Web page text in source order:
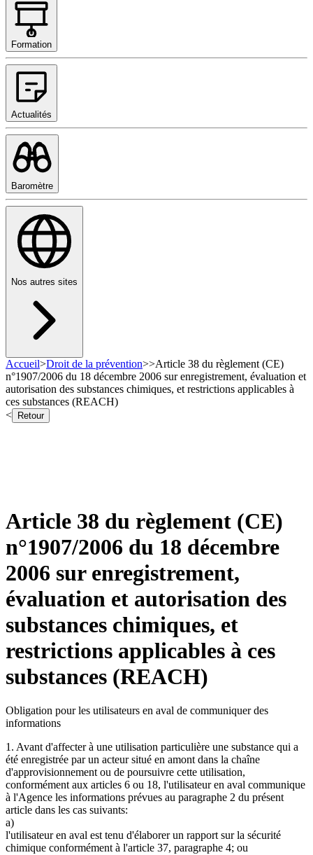
Formation
Actualités
Baromètre
Nos autres sites
Accueil>Droit de la prévention>>Article 38 du règlement (CE)
n°1907/2006 du 18 décembre 2006 sur enregistrement, évaluation et
autorisation des substances chimiques, et restrictions applicables à
ces substances (REACH)
<
Retour
Article 38 du règlement (CE)
n°1907/2006 du 18 décembre
2006 sur enregistrement,
évaluation et autorisation des
substances chimiques, et
restrictions applicables à ces
substances (REACH)
Obligation pour les utilisateurs en aval de communiquer des
informations
1. Avant d'affecter à une utilisation particulière une substance qui a
été enregistrée par un acteur situé en amont dans la chaîne
d'approvisionnement ou de poursuivre cette utilisation,
conformément aux articles 6 ou 18, l'utilisateur en aval communique
à l'Agence les informations prévues au paragraphe 2 du présent
article dans les cas suivants:
a)
l'utilisateur en aval est tenu d'élaborer un rapport sur la sécurité
chimique conformément à l'article 37, paragraphe 4; ou